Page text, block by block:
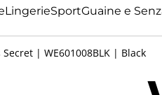
LingerieSportGuaine e
| WE601008BLK | Black